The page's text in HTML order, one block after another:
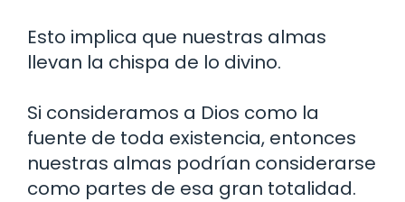
Esto implica que nuestras almas
llevan la chispa de lo divino.
Si consideramos a Dios como la
fuente de toda existencia, entonces
nuestras almas podrían considerarse
como partes de esa gran totalidad.